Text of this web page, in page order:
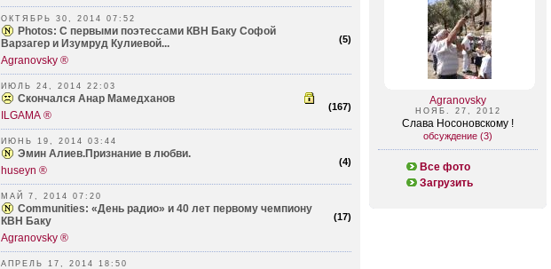
Agranovsky
НОЯБ. 27, 2012
Слава Носоновскому !
обсуждение (3)
Все фото
Загрузить
ОКТЯБРЬ 30, 2014 07:52
(5)
Photos: С первыми поэтессами КВН Баку Софой
Варзагер и Изумруд Кулиевой...
Agranovsky ®
ИЮЛЬ 24, 2014 22:03
(167)
Скончался Анар Мамедханов
ILGAMA ®
ИЮНЬ 19, 2014 03:44
(4)
Эмин Алиев.Признание в любви.
huseyn ®
МАЙ 7, 2014 07:20
(17)
Communities: «День радио» и 40 лет первому чемпиону
КВН Баку
Agranovsky ®
АПРЕЛЬ 17, 2014 18:50